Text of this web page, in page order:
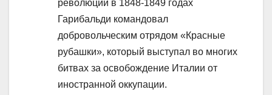
революции в 1848-1849 годах
Гарибальди командовал
добровольческим отрядом «Красные
рубашки», который выступал во многих
битвах за освобождение Италии от
иностранной оккупации.